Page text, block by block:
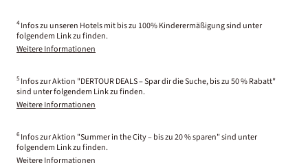
4 Infos zu unseren Hotels mit bis zu 100% Kinderermäßigung sind unter
folgendem Link zu finden.
Weitere Informationen
5 Infos zur Aktion "DERTOUR DEALS – Spar dir die Suche, bis zu 50 % Rabatt"
sind unter folgendem Link zu finden.
Weitere Informationen
6 Infos zur Aktion "Summer in the City – bis zu 20 % sparen" sind unter
folgendem Link zu finden.
Weitere Informationen